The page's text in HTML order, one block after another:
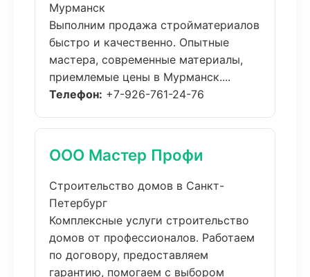
Мурманск
Выполним продажа стройматериалов
быстро и качественно. Опытные
мастера, современные материалы,
приемлемые цены в Мурманск....
Телефон: +7-926-761-24-76
ООО Мастер Профи
Строительство домов в Санкт-
Петербург
Комплексные услуги строительство
домов от профессионалов. Работаем
по договору, предоставляем
гарантию, помогаем с выбором